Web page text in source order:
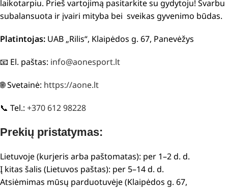
laikotarpiu. Prieš vartojimą pasitarkite su gydytoju! Svarbu
subalansuota ir įvairi mityba bei sveikas gyvenimo būdas.
Platintojas: UAB „Rilis“, Klaipėdos g. 67, Panevėžys
📧 El. paštas: info@aonesport.lt
🌐 Svetainė: https://aone.lt
📞 Tel.: +370 612 98228
Prekių pristatymas:
Lietuvoje (kurjeris arba paštomatas): per 1–2 d. d.
Į kitas šalis (Lietuvos paštas): per 5–14 d. d.
Atsiėmimas mūsų parduotuvėje (Klaipėdos g. 67,